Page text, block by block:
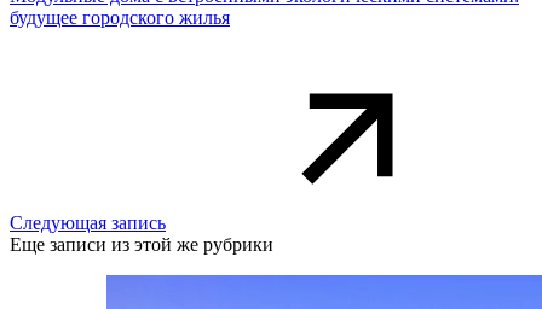
будущее городского жилья
Следующая запись
Еще записи из этой же рубрики